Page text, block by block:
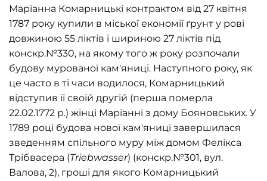
Маріанна Комарницькі контрактом від 27 квітня
1787 року купили в міської економії ґрунт у рові
довжиною 55 ліктів і шириною 27 ліктів під
конскр.№330, на якому того ж року розпочали
будову мурованої кам'яниці. Наступного року, як
це часто в ті часи водилося, Комарницький
відступив її своїй другій (перша померла
22.02.1772 р.) жінці Маріанні з дому Бояновських. У
1789 році будова нової кам'яниці завершилася
зведенням спільного муру між домом Фелікса
Трібвасера (Triebwasser) (конскр.№301, вул.
Валова, 2), гроші для якого Комарницький